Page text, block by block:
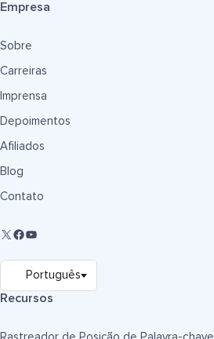
Empresa
Sobre
Carreiras
Imprensa
Depoimentos
Afiliados
Blog
Contato
Recursos